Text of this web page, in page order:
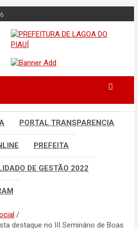
PREFEITURA DE
LAGOA DO PIAUÍ
PORTAL TRANSPARENCIA
PREFEITA
DE GESTÃO 2022
destaque no III Seminário de Boas